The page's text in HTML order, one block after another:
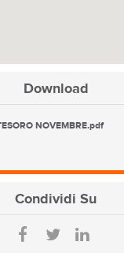
Download
NOVEMBRE.pdf
Condividi Su